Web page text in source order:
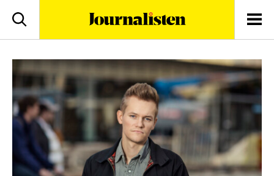
Sök